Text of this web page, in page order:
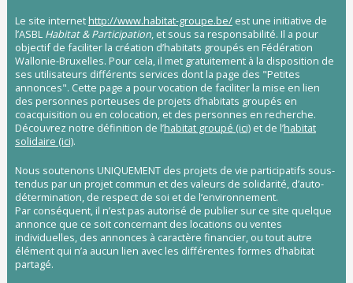
Le site internet http://www.habitat-groupe.be/est une initiative de
l’ASBL Habitat & Participation, et sous sa responsabilité. Il a pour
objectif de faciliter la création d’habitats groupés en Fédération
Wallonie-Bruxelles. Pour cela, il met gratuitement à la disposition de
ses utilisateurs différents services dont la page des "Petites
annonces". Cette page a pour vocation de faciliter la mise en lien
des personnes porteuses de projets d’habitats groupés en
coacquisition ou en colocation, et des personnes en recherche.
Découvrez notre définition de l’habitat groupé (ici)et de l’habitat
solidaire (ici).
Nous soutenons UNIQUEMENT des projets de vie participatifs sous-
tendus par un projet commun et des valeurs de solidarité, d’auto-
détermination, de respect de soi et de l’environnement.
Par conséquent, il n’est pas autorisé de publier sur ce site quelque
annonce que ce soit concernant des locations ou ventes
individuelles, des annonces à caractère financier, ou tout autre
élément qui n’a aucun lien avec les différentes formes d’habitat
partagé.